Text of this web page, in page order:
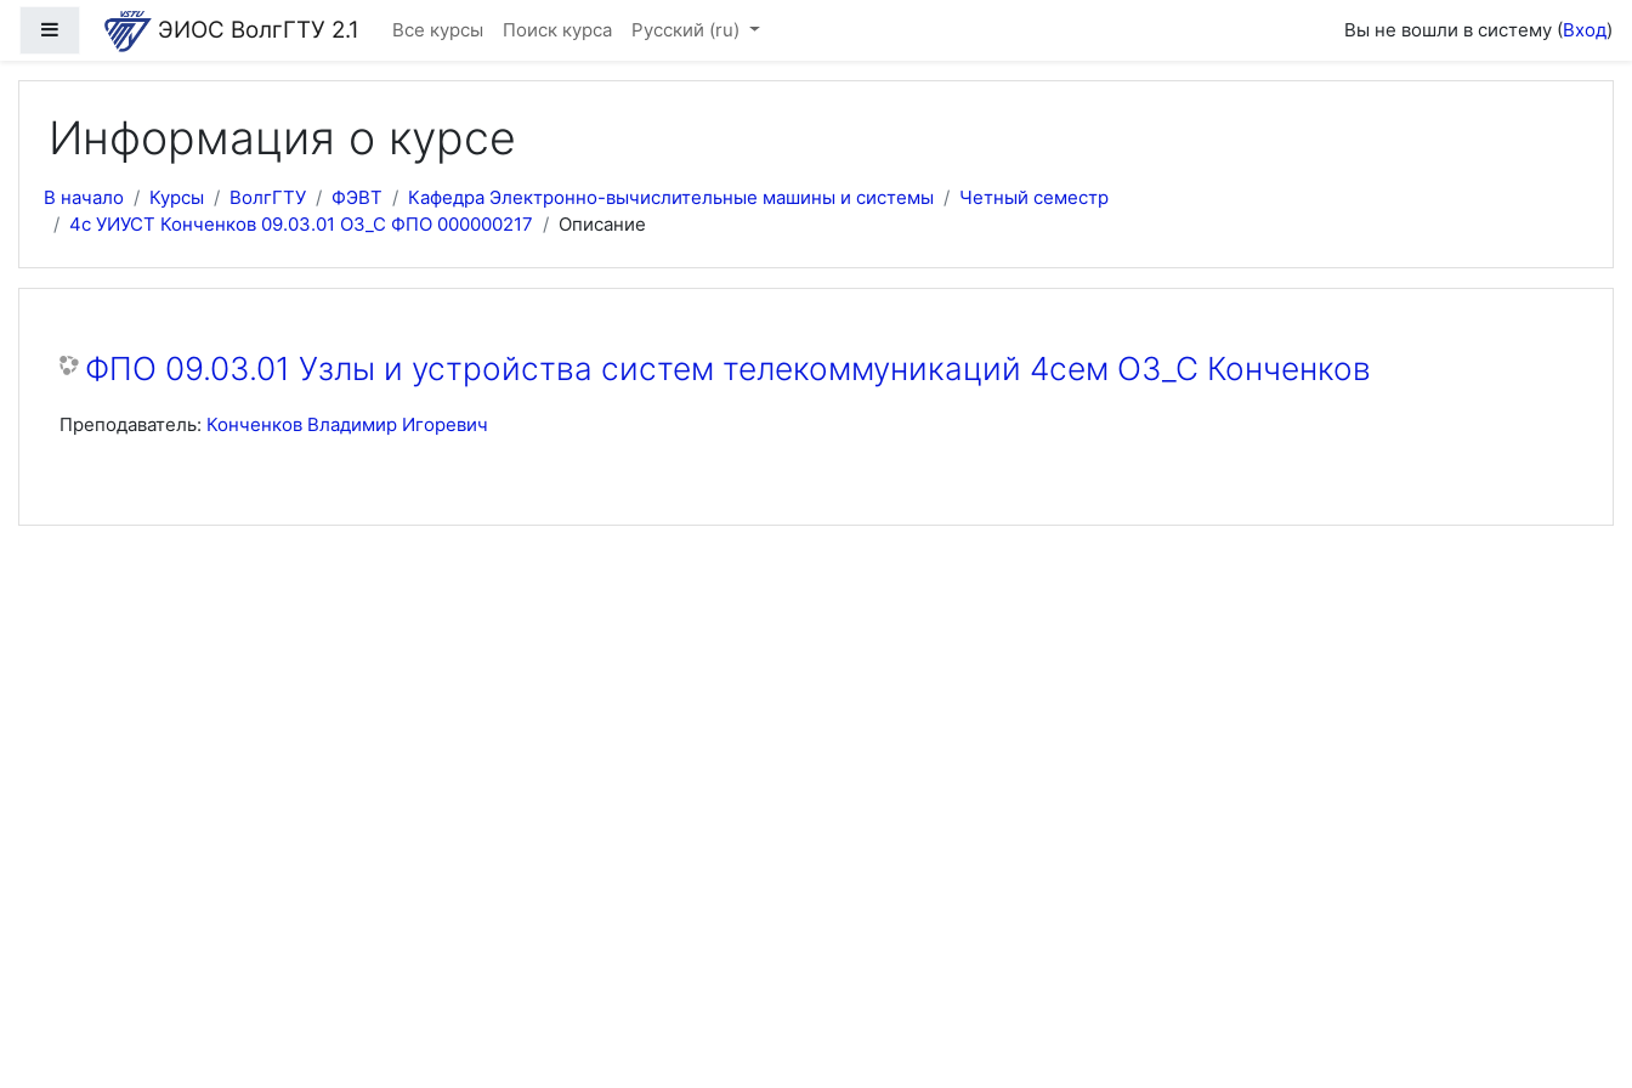
Перейти к основному содержанию
Боковая панельЭИОС ВолгГТУ 2.1 Все курсы Поиск курса Русский ‎(ru)‎ Вы не вошли в систему (Вход)
Информация о курсе
В начало Курсы ВолгГТУ ФЭВТ Кафедра Электронно-вычислительные машины и системы
Четный семестр
4с УИУСТ Конченков 09.03.01 ОЗ_С ФПО 000000217
Описание
ФПО 09.03.01 Узлы и устройства систем телекоммуникаций 4сем ОЗ_С Конченков
Преподаватель: Конченков Владимир Игоревич